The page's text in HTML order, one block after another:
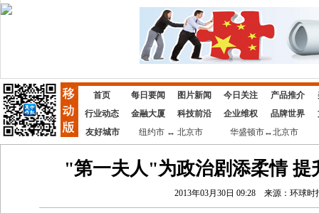
首页 每日要闻 图片新闻 今日关注 产品推介
行业动态
金融大厦 科技前沿 企业维权 品牌世界
友好城市
纽约市 ↔ 北京市 华盛顿市↔北京市
"第一夫人"为政治剧添柔情 提
2013年03月30日 09:28 来源：环球时